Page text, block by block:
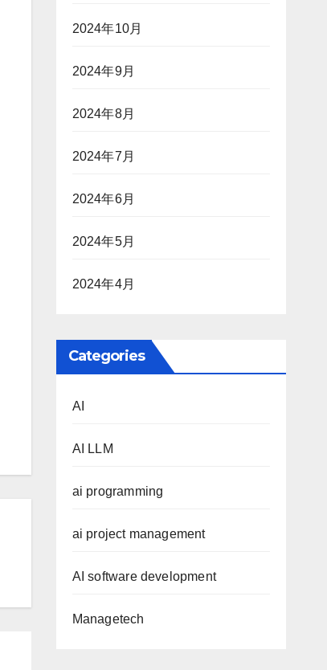
2024年10月
2024年9月
2024年8月
2024年7月
2024年6月
2024年5月
2024年4月
Categories
AI
AI LLM
ai programming
ai project management
AI software development
Managetech